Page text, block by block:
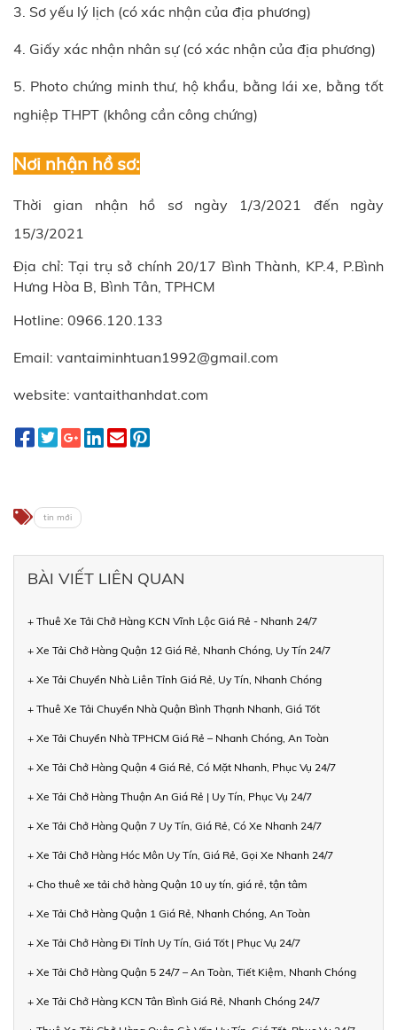
3. Sơ yếu lý lịch (có xác nhận của địa phương)
4. Giấy xác nhận nhân sự (có xác nhận của địa phương)
5. Photo chứng minh thư, hộ khẩu, bằng lái xe, bằng tốt
nghiệp THPT (không cần công chứng)
Nơi nhận hồ sơ:
Thời gian nhận hồ sơ ngày 1/3/2021 đến ngày
15/3/2021
Địa chỉ: Tại trụ sở chính 20/17 Bình Thành, KP.4, P.Bình
Hưng Hòa B, Bình Tân, TPHCM
Hotline: 0966.120.133
Email: vantaiminhtuan1992@gmail.com
website: vantaithanhdat.com
tin mới
BÀI VIẾT LIÊN QUAN
+ Thuê Xe Tải Chở Hàng KCN Vĩnh Lộc Giá Rẻ - Nhanh 24/7
+ Xe Tải Chở Hàng Quận 12 Giá Rẻ, Nhanh Chóng, Uy Tín 24/7
+ Xe Tải Chuyển Nhà Liên Tỉnh Giá Rẻ, Uy Tín, Nhanh Chóng
+ Thuê Xe Tải Chuyển Nhà Quận Bình Thạnh Nhanh, Giá Tốt
+ Xe Tải Chuyển Nhà TPHCM Giá Rẻ – Nhanh Chóng, An Toàn
+ Xe Tải Chở Hàng Quận 4 Giá Rẻ, Có Mặt Nhanh, Phục Vụ 24/7
+ Xe Tải Chở Hàng Thuận An Giá Rẻ | Uy Tín, Phục Vụ 24/7
+ Xe Tải Chở Hàng Quận 7 Uy Tín, Giá Rẻ, Có Xe Nhanh 24/7
+ Xe Tải Chở Hàng Hóc Môn Uy Tín, Giá Rẻ, Gọi Xe Nhanh 24/7
+ Cho thuê xe tải chở hàng Quận 10 uy tín, giá rẻ, tận tâm
+ Xe Tải Chở Hàng Quận 1 Giá Rẻ, Nhanh Chóng, An Toàn
+ Xe Tải Chở Hàng Đi Tỉnh Uy Tín, Giá Tốt | Phục Vụ 24/7
+ Xe Tải Chở Hàng Quận 5 24/7 – An Toàn, Tiết Kiệm, Nhanh Chóng
+ Xe Tải Chở Hàng KCN Tân Bình Giá Rẻ, Nhanh Chóng 24/7